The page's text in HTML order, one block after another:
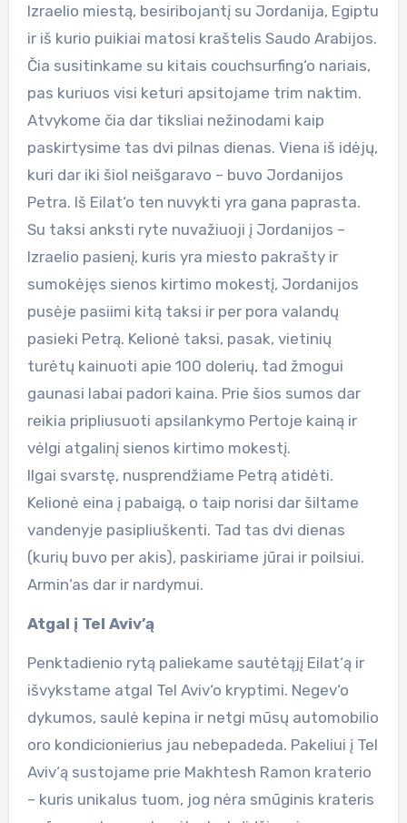
Izraelio miestą, besiribojantį su Jordanija, Egiptu
ir iš kurio puikiai matosi kraštelis Saudo Arabijos.
Čia susitinkame su kitais couchsurfing‘o nariais,
pas kuriuos visi keturi apsitojame trim naktim.
Atvykome čia dar tiksliai nežinodami kaip
paskirtysime tas dvi pilnas dienas. Viena iš idėjų,
kuri dar iki šiol neišgaravo – buvo Jordanijos
Petra. Iš Eilat‘o ten nuvykti yra gana paprasta.
Su taksi anksti ryte nuvažiuoji į Jordanijos –
Izraelio pasienį, kuris yra miesto pakrašty ir
sumokėjęs sienos kirtimo mokestį, Jordanijos
pusėje pasiimi kitą taksi ir per pora valandų
pasieki Petrą. Kelionė taksi, pasak, vietinių
turėtų kainuoti apie 100 dolerių, tad žmogui
gaunasi labai padori kaina. Prie šios sumos dar
reikia pripliusuoti apsilankymo Pertoje kainą ir
vėlgi atgalinį sienos kirtimo mokestį.
Ilgai svarstę, nusprendžiame Petrą atidėti.
Kelionė eina į pabaigą, o taip norisi dar šiltame
vandenyje pasipliuškenti. Tad tas dvi dienas
(kurių buvo per akis), paskiriame jūrai ir poilsiui.
Armin‘as dar ir nardymui.
Atgal į Tel Aviv’ą
Penktadienio rytą paliekame sautėtąjį Eilat‘ą ir
išvykstame atgal Tel Aviv‘o kryptimi. Negev‘o
dykumos, saulė kepina ir netgi mūsų automobilio
oro kondicionierius jau nebepadeda. Pakeliui į Tel
Aviv‘ą sustojame prie Makhtesh Ramon kraterio
– kuris unikalus tuom, jog nėra smūginis krateris